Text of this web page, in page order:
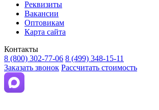
Реквизиты
Вакансии
Оптовикам
Карта сайта
Контакты
8 (800) 302-77-06 8 (499) 348-15-11
Заказать звонок Рассчитать стоимость